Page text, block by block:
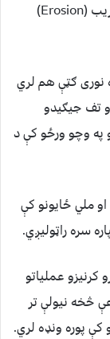
يو ارزانه او كلك پوشش وركوي چې خاوره د تخريب (Erosion)
نوری ګټې هم لري
تف جيګيدو
وچو ورځو كې د
ملي ځايونو كې
سره راټوليږي.
عملياتو
څخه نيولې تر
پوره ونډه لري.